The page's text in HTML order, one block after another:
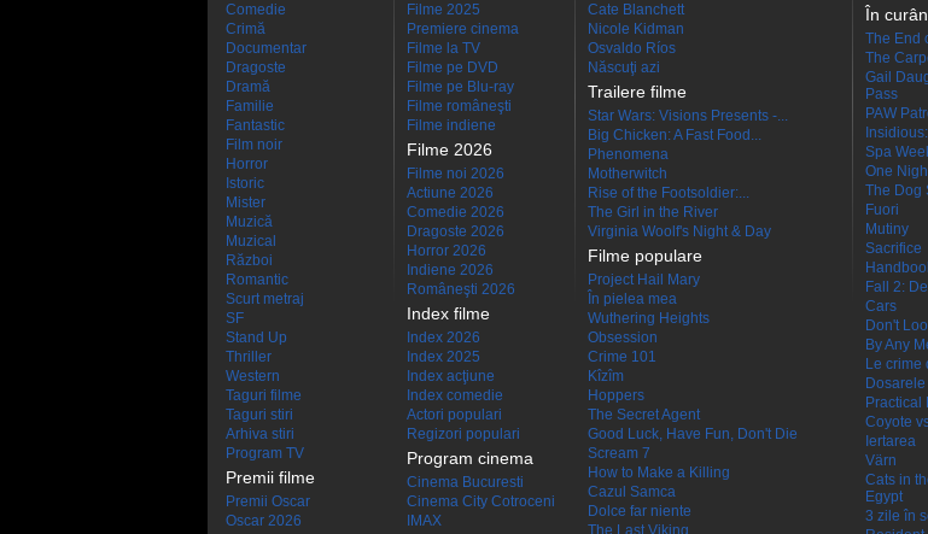
Comedie
Crimă
Documentar
Dragoste
Dramă
Familie
Fantastic
Film noir
Horror
Istoric
Mister
Muzică
Muzical
Război
Romantic
Scurt metraj
SF
Stand Up
Thriller
Western
Taguri filme
Taguri stiri
Arhiva stiri
Program TV
Premii filme
Premii Oscar
Oscar 2026
Filme 2025
Premiere cinema
Filme la TV
Filme pe DVD
Filme pe Blu-ray
Filme româneşti
Filme indiene
Filme 2026
Filme noi 2026
Actiune 2026
Comedie 2026
Dragoste 2026
Horror 2026
Indiene 2026
Româneşti 2026
Index filme
Index 2026
Index 2025
Index acţiune
Index comedie
Actori populari
Regizori populari
Program cinema
Cinema Bucuresti
Cinema City Cotroceni
IMAX
Cate Blanchett
Nicole Kidman
Osvaldo Ríos
Născuţi azi
Trailere filme
Star Wars: Visions Presents -...
Big Chicken: A Fast Food...
Phenomena
Motherwitch
Rise of the Footsoldier:...
The Girl in the River
Virginia Woolf's Night & Day
Filme populare
Project Hail Mary
În pielea mea
Wuthering Heights
Obsession
Crime 101
Kîzîm
Hoppers
The Secret Agent
Good Luck, Have Fun, Don't Die
Scream 7
How to Make a Killing
Cazul Samca
Dolce far niente
The Last Viking
În
The End
The
Gail
Pass
PAW
Spa
One
The Dog
Fuori
Mutiny
Sacrifice
Fall 2:
Cars
Don't
By Any
Le crime
Practical
Coyote
Iertarea
Värn
Cats in
Egypt
3 zile în